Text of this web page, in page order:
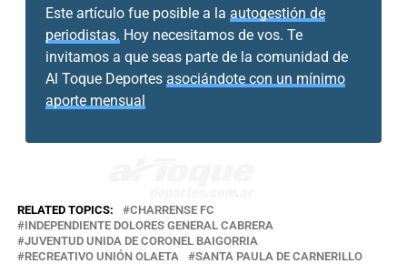
Este artículo fue posible a la autogestión de
periodistas. Hoy necesitamos de vos. Te
invitamos a que seas parte de la comunidad de
Al Toque Deportes asociándote con un mínimo
aporte mensual
RELATED TOPICS:
CHARRENSE FC
INDEPENDIENTE DOLORES GENERAL CABRERA
JUVENTUD UNIDA DE CORONEL BAIGORRIA
RECREATIVO UNIÓN OLAETA
SANTA PAULA DE CARNERILLO